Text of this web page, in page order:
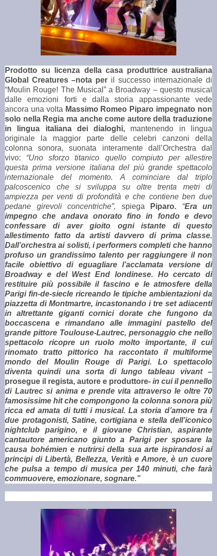
Prodotto su licenza della casa produttrice australiana
Global Creatures –nota per il successo internazionale di
“Moulin Rouge! The Musical” a Broadway – questo musical
dalle emozioni forti e dalla storia appassionante vede
ancora una volta Massimo Romeo Piparo impegnato non
solo nella Regia ma anche come autore della traduzione
in lingua italiana dei dialoghi, mantenendo in lingua
originale la maggior parte delle celebri canzoni della
colonna sonora, suonata interamente dall’Orchestra dal
vivo: “Uno sforzo titanico quello compiuto per allestire
questa prima versione italiana del più grande spettacolo
internazionale del momento. A cominciare dal triplo
palcoscenico che si sviluppa su oltre trenta metri di
ampiezza per venti di profondità e che contiene ben due
pedane girevoli concentriche”, spiega Piparo. “Era un
impegno che andava onorato fino in fondo e devo
confessare di aver gioito ogni istante di questo
allestimento fatto da artisti davvero di prima classe.
Dall’orchestra ai solisti, i performers completi che hanno
profuso un grandissimo talento per raggiungere il non
facile obiettivo di eguagliare l’acclamata versione di
Broadway e del West End londinese. Ho cercato di
restituire più possibile il fascino e le atmosfere della
Parigi fin-de-siecle ricreando le tipiche ambientazioni da
piazzetta di Montmartre, incastonando i tre set adiacenti
in altrettante giganti cornici dorate che fungono da
boccascena e rimandano alle immagini pastello del
grande pittore Toulouse-Lautrec, personaggio che nello
spettacolo ricopre un ruolo molto importante, il cui
rinomato tratto pittorico ha raccontato il multiforme
mondo del Moulin Rouge di Parigi. Lo spettacolo
diventa quindi una sorta di lungo tableau vivant –
prosegue il regista, autore e produttore- in cui il pennello
di Lautrec si anima e prende vita attraverso le oltre 70
famosissime hit che compongono la colonna sonora più
ricca ed amata di tutti i musical. La storia d’amore tra i
due protagonisti, Satine, cortigiana e stella dell’iconico
nightclub parigino, e il giovane Christian, aspirante
cantautore americano giunto a Parigi per sposare la
causa bohémien e nutrirsi della sua arte ispirandosi ai
principi di Libertà, Bellezza, Verità e Amore, è un cuore
che pulsa a tempo di musica per 140 minuti, che farà
commuovere, emozionare, sognare.”